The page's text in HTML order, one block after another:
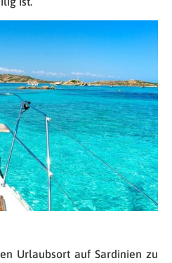
Urlaubsort auf Sardinien zu